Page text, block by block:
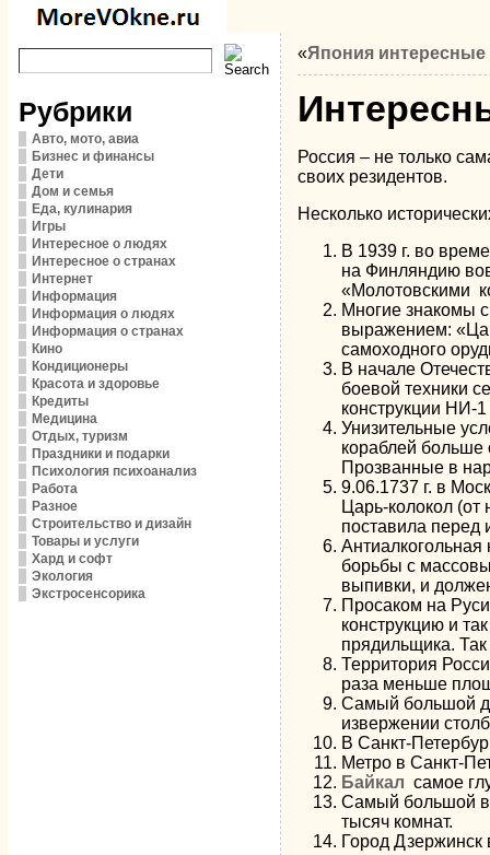
Рубрики
Авто, мото, авиа
Бизнес и финансы
Дети
Дом и семья
Еда, кулинария
Игры
Интересное о людях
Интересное о странах
Интернет
Информация
Информация о людях
Информация о странах
Кино
Кондиционеры
Красота и здоровье
Кредиты
Медицина
Отдых, туризм
Праздники и подарки
Психология психоанализ
Работа
Разное
Строительство и дизайн
Товары и услуги
Хард и софт
Экология
Экстросенсорика
«Япония
Россия – не только
своих резидентов.
Несколько
В 1939 г. во
на Финляндию
«Молотовскими
Многие знакомы
выражением:
самоходного
В начале
боевой техники
конструкции НИ-
Унизительные
кораблей
Прозванные в
9.06.1737 г. в
Царь-колокол (от
поставила перед
борьбы с
выпивки, и
Просаком на
конструкцию и
прядильщика.
Территория
раза меньше
Самый большой
извержении
В Санкт-
Метро в Санкт-
Байкал самое
Самый большой в
тысяч комнат.
Город Дзержинск